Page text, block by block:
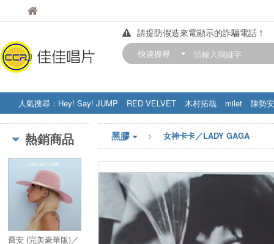
佳佳唱片
請提防假造來電顯示的詐騙電話！
【中華門市營業時間調整公告】
快速搜尋
人氣搜尋： Hey! Say! JUMP RED VELVET 木村拓哉 milet
陳勢安
STRAY KIDS
盧廣仲 周杰伦
熱銷商品
喬安 (完美豪華版)／
黑膠 女神卡卡／LADY GAGA